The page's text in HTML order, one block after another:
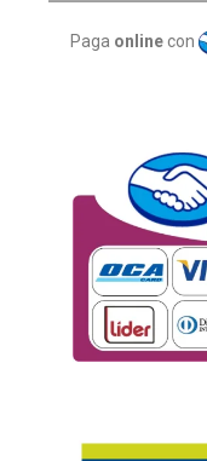
Paga online con